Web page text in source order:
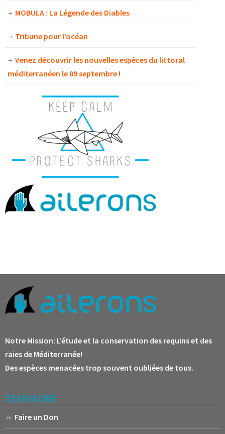
MOBULA : La Légende des Diables
Tribune pour l’océan
Venez découvrir les nouvelles espèces du littoral
méditerranéen le 09 septembre !
Notre Mission: L’étude et la conservation des requins et des
raies de Méditerranée!
Des espèces menacées trop souvent oubliées de tous.
S’ENGAGER
Faire un Don